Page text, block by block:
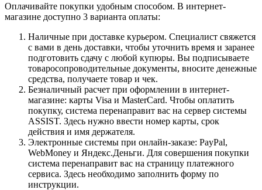
Оплачивайте покупки удобным способом. В интернет-
магазине доступно 3 варианта оплаты:
Наличные при доставке курьером. Специалист свяжется
с вами в день доставки, чтобы уточнить время и заранее
подготовить сдачу с любой купюры. Вы подписываете
товаросопроводительные документы, вносите денежные
средства, получаете товар и чек.
Безналичный расчет при оформлении в интернет-
магазине: карты Visa и MasterCard. Чтобы оплатить
покупку, система перенаправит вас на сервер системы
ASSIST. Здесь нужно ввести номер карты, срок
действия и имя держателя.
Электронные системы при онлайн-заказе: PayPal,
WebMoney и Яндекс.Деньги. Для совершения покупки
система перенаправит вас на страницу платежного
сервиса. Здесь необходимо заполнить форму по
инструкции.